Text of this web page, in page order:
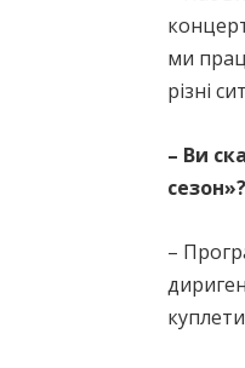
ми
різні
– Ви
–